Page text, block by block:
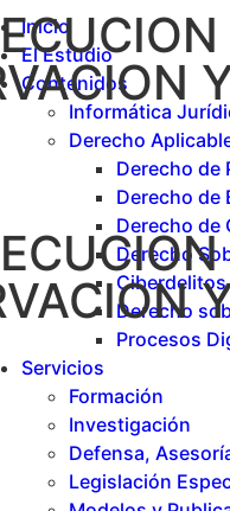
Inicio
El Estudio
Contenidos
Informática
Derecho
Derecho de
Derecho de
Derecho de
Derecho
Derecho
Procesos
Servicios
Formación
Investigación
Defensa,
Legislación